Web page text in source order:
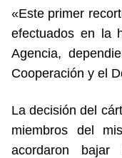
«Este primer
efectuados en la
Agencia,
Cooperación y el
La decisión del
miembros del
acordaron bajar